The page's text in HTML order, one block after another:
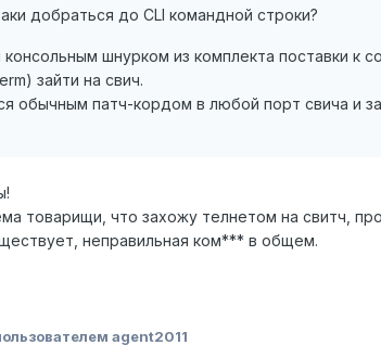
добраться до CLI командной строки?
консольным шнурком из комплекта поставки
зайти на свич.
обычным патч-кордом в любой порт свича и
товарищи, что захожу телнетом на свитч,
неправильная ком*** в общем.
agent2011